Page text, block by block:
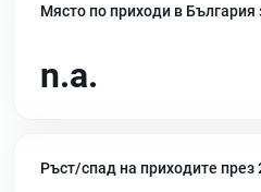
Място по приходи в България
n.a.
Ръст/спад на приходите през